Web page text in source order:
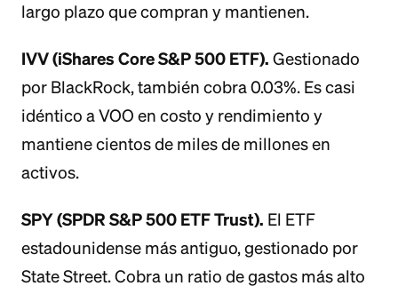
largo plazo que compran y mantienen.
IVV (iShares Core S&P 500 ETF). Gestionado
por BlackRock, también cobra 0.03%. Es casi
idéntico a VOO en costo y rendimiento y
mantiene cientos de miles de millones en
activos.
SPY (SPDR S&P 500 ETF Trust). El ETF
estadounidense más antiguo, gestionado por
State Street. Cobra un ratio de gastos más alto